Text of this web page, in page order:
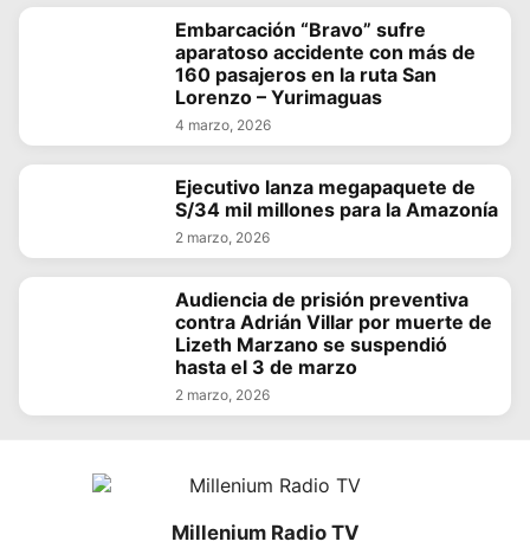
Embarcación “Bravo” sufre
aparatoso accidente con más de
160 pasajeros en la ruta San
Lorenzo – Yurimaguas
4 marzo, 2026
Ejecutivo lanza megapaquete de
S/34 mil millones para la Amazonía
2 marzo, 2026
Audiencia de prisión preventiva
contra Adrián Villar por muerte de
Lizeth Marzano se suspendió
hasta el 3 de marzo
2 marzo, 2026
Millenium Radio TV